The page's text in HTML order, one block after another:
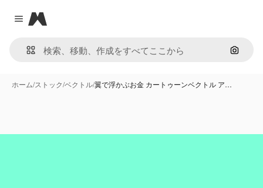
Close menu
Magnific
画像で
ホーム/ストック/ベクトル/翼で浮かぶお金 カートゥーンベクトル ア…